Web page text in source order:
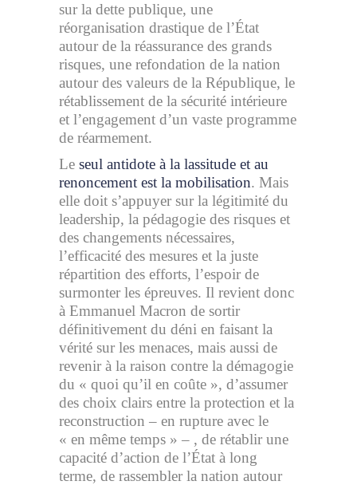
sur la dette publique, une
réorganisation drastique de l’État
autour de la réassurance des grands
risques, une refondation de la nation
autour des valeurs de la République, le
rétablissement de la sécurité intérieure
et l’engagement d’un vaste programme
de réarmement.
Le seul antidote à la lassitude et au
renoncement est la mobilisation. Mais
elle doit s’appuyer sur la légitimité du
leadership, la pédagogie des risques et
des changements nécessaires,
l’efficacité des mesures et la juste
répartition des efforts, l’espoir de
surmonter les épreuves. Il revient donc
à Emmanuel Macron de sortir
définitivement du déni en faisant la
vérité sur les menaces, mais aussi de
revenir à la raison contre la démagogie
du « quoi qu’il en coûte », d’assumer
des choix clairs entre la protection et la
reconstruction – en rupture avec le
« en même temps » – , de rétablir une
capacité d’action de l’État à long
terme, de rassembler la nation autour